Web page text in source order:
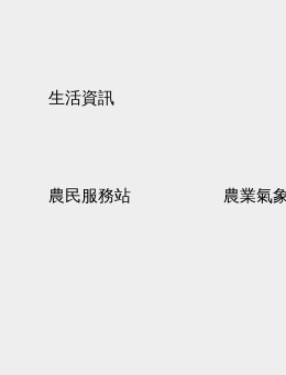
生活資訊
農民服務站 農業氣象